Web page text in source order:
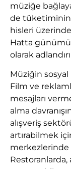
müziğe
de tüketiminin
hisleri
Hatta
olarak
Müziğin sosyal
Film ve
mesajları
alma
alışveriş
artırabilmek
merkezlerinde
Restoranlarda,